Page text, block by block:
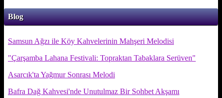
Blog
Samsun Ağzı ile Köy Kahvelerinin Mahşeri Melodisi
"Çarşamba Lahana Festivali: Topraktan Tabaklara Serüven"
Asarcık'ta Yağmur Sonrası Melodi
Bafra Dağ Kahvesi'nde Unutulmaz Bir Sohbet Akşamı